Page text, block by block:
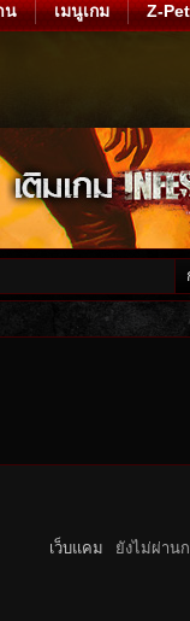
น เมนูเกม Z-Pet
เว็บแคม
ยังไม่ผ่าน